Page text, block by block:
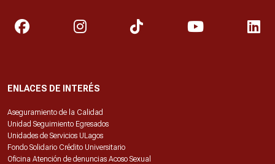
ENLACES DE INTERÉS
Aseguramiento de la Calidad
Unidad Seguimiento Egresados
Unidades de Servicios ULagos
Fondo Solidario Crédito Universitario
Oficina Atención de denuncias Acoso Sexual